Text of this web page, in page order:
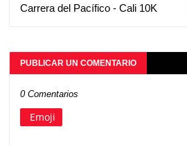
Carrera del Pacífico - Cali 10K
PUBLICAR UN COMENTARIO
0 Comentarios
Emoji